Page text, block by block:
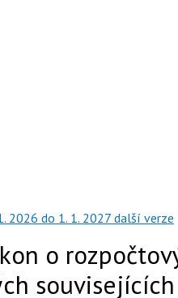
2026 do 1. 1. 2027 další verze
o